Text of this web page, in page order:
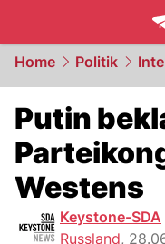
Home Politik
Putin
Westens
Keystone-SDA
Russland,